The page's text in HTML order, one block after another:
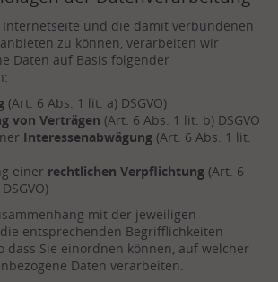
und die damit verbundenen
zu können, verarbeiten wir
Daten auf Basis folgender
(Art. 6 Abs. 1 lit. a) DSGVO)
von Verträgen (Art. 6 Abs. 1 lit. b) DSGVO
Interessenabwägung (Art. 6 Abs. 1 lit.
einer rechtlichen Verpflichtung (Art. 6
mit der jeweiligen
entsprechenden Begrifflichkeiten
dass Sie einordnen können, auf welcher
Daten verarbeiten.